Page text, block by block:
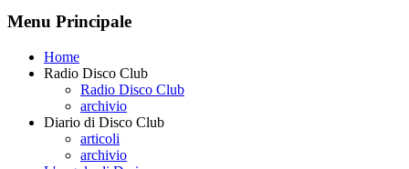
Menu Principale
Home
Radio Disco Club
Radio Disco Club
archivio
Diario di Disco Club
articoli
archivio